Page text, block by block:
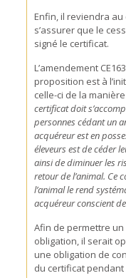
Enfin, il reviendra
s’assurer que le
signé le certificat.
L’amendement
proposition est à
celle-ci de la
certificat doit
personnes cédant un
acquéreur est en
éleveurs est de céder
ainsi de diminuer les
retour de l’animal. Ce
l’animal le rend
acquéreur conscient
Afin de permettre
obligation, il serait
une obligation de
du certificat